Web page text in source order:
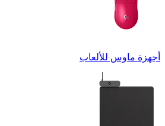
أجهزة ماوس للألعاب